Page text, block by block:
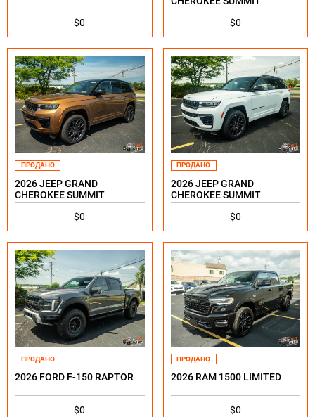
$0
$0
ПРОДАНО
2026 JEEP GRAND
CHEROKEE SUMMIT
$0
ПРОДАНО
2026 JEEP GRAND
CHEROKEE SUMMIT
$0
ПРОДАНО
2026 FORD F-150 RAPTOR
$0
ПРОДАНО
2026 RAM 1500 LIMITED
$0